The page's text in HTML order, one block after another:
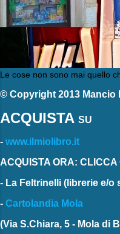
Le cose non sono mai quello
© Copyright 2013 Mancio
ACQUISTA SU
- www.ilmiolibro.it
ACQUISTA ORA: CLICCA
- La Feltrinelli (librerie e/o
- Cartolandia Mola
(Via S.Chiara, 5 - Mola di